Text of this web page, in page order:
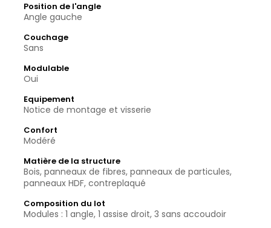
Position de l'angle
Angle gauche
Couchage
Sans
Modulable
Oui
Equipement
Notice de montage et visserie
Confort
Modéré
Matière de la structure
Bois, panneaux de fibres, panneaux de particules,
panneaux HDF, contreplaqué
Composition du lot
Modules : 1 angle, 1 assise droit, 3 sans accoudoir